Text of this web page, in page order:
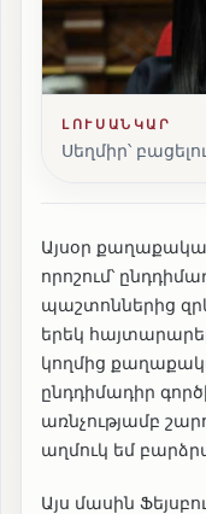
ԼՈՒՍԱՆԿԱՐ
Սեղմիր՝
Այսօր
որոշում՝
պաշտոններից
երեկ
կողմից
ընդդիմադիր
առնչությամբ
աղմուկ եմ
Այս մասին